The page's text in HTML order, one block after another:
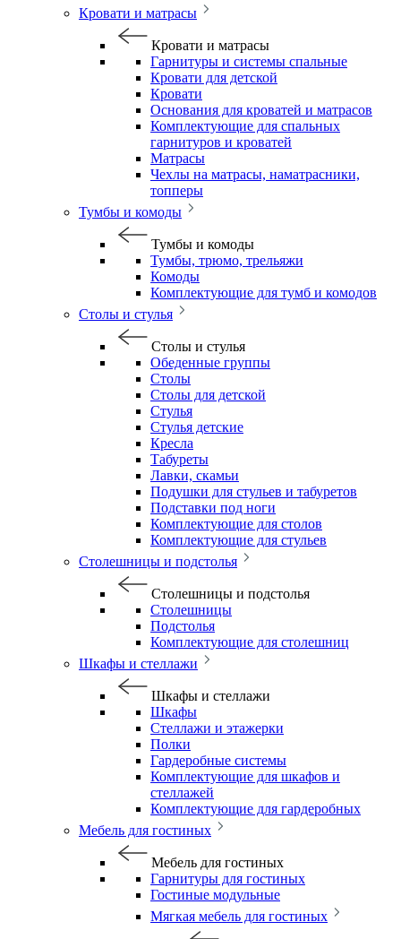
Кровати и матрасы
Кровати и матрасы
Гарнитуры и системы спальные
Кровати для детской
Кровати
Основания для кроватей и матрасов
Комплектующие для спальных
гарнитуров и кроватей
Матрасы
Чехлы на матрасы, наматрасники,
топперы
Тумбы и комоды
Тумбы и комоды
Тумбы, трюмо, трельяжи
Комоды
Комплектующие для тумб и комодов
Столы и стулья
Столы и стулья
Обеденные группы
Столы
Столы для детской
Стулья
Стулья детские
Кресла
Табуреты
Лавки, скамьи
Подушки для стульев и табуретов
Подставки под ноги
Комплектующие для столов
Комплектующие для стульев
Столешницы и подстолья
Столешницы и подстолья
Столешницы
Подстолья
Комплектующие для столешниц
Шкафы и стеллажи
Шкафы и стеллажи
Шкафы
Стеллажи и этажерки
Полки
Гардеробные системы
Комплектующие для шкафов и
стеллажей
Комплектующие для гардеробных
Мебель для гостиных
Мебель для гостиных
Гарнитуры для гостиных
Гостиные модульные
Мягкая мебель для гостиных